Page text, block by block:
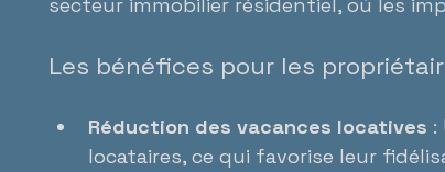
Les bénéfices pour les
Réduction des vacances locatives :
locataires, ce qui favorise leur